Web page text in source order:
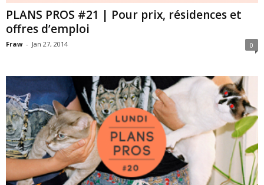
PLANS PROS #21 | Pour prix, résidences et
offres d’emploi
Fraw - Jan 27, 2014 0